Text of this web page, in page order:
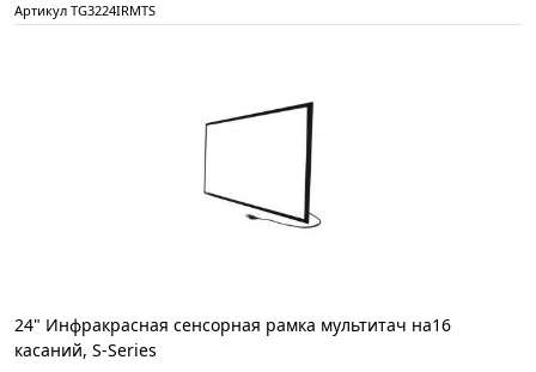
Артикул TG3224IRMTS
24" Инфракрасная сенсорная рамка мультитач на16
касаний, S-Series